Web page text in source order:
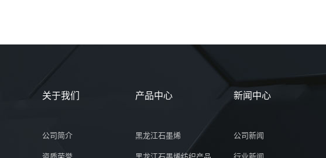
关于我们
公司简介
产品中心
黑龙江石墨烯
新闻中心
公司新闻